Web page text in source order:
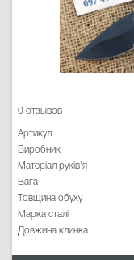
0 отзывов
Артикул
Виробник
Матеріал руків'я
Вага
Товщина обуху
Марка сталі
Довжина клинка